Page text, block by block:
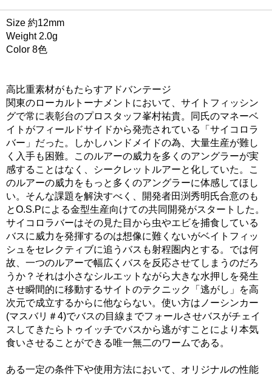
Size 約12mm
Weight 2.0g
Color 8色
高比重素材がもたらすアドバンテージ
関東のローカルトーナメントにおいて、サイトフィッシン
グで常に表彰台のプロスタッフ峯村祐貴。同氏のマネーベ
イトがフィールドサイドから発売されている「サイコロラ
バー」だった。しかしハンドメイドの為、大量生産が難し
く入手も困難。このルアーの威力を多くのアングラーが実
感することはなく、シークレットルアーと化していた。こ
のルアーの威力をもっと多くのアングラーに体感してほし
い。そんな課題を解決すべく、開発者田渕秀明氏合意のも
とO.S.Pによる金型生産向けての共同開発がスタートした。
サイコロラバーはその見た目から虫やエビを捕食している
バスに威力を発揮するのは想像に難くないがベイトフィッ
シュをセレクティブに追うバスも射程圏内とする。では何
故、一つのルアーで幅広くバスを反応させてしまうのだろ
うか？それは小さなシルエットながら大きな水押しを発生
させ瞬間的に移動するサイトのテクニック「逃がし」を高
次元で成立するからに他ならない。使い方はノーシンカー
(マスバリ＃4)でバスの目線までフォールさせバスがチェイ
スしてきたらトゥイッチでバスから逃がすことにより本気
食いさせることができる唯一無二のワームである。
ある一定の条件下や使用方法において、オリジナルの性能